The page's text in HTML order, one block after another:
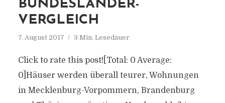
BUNDESLÄNDER-
VERGLEICH
7. August 2017 3 Min. Lesedauer
Click to rate this post![Total: 0 Average:
0]Häuser werden überall teurer, Wohnungen
in Mecklenburg-Vorpommern, Brandenburg